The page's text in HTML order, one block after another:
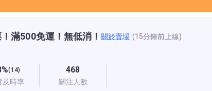
滿500免運！無低消！ 關於賣場 (15分鐘前上線)
(14)
及時率
468
關注人數